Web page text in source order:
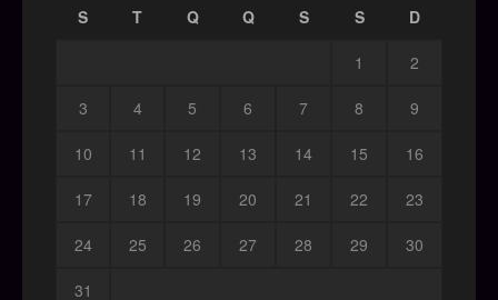
S
T Q Q S S D
1 2
3 4 5 6 7 8 9
10 11 12 13 14 15 16
17 18 19 20 21 22 23
24 25 26 27 28 29 30
31